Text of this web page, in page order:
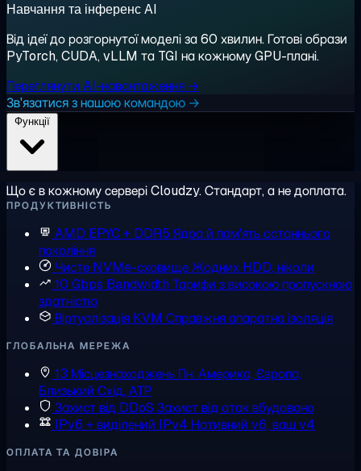
Навчання та інференс AI
Від ідеї до розгорнутої моделі за 60 хвилин. Готові образи
PyTorch, CUDA, vLLM та TGI на кожному GPU-плані.
Переглянути AI-навантаження →
Зв'язатися з нашою командою →
Що є в кожному сервері Cloudzy. Стандарт, а не доплата.
ПРОДУКТИВНІСТЬ
AMD EPYC + DDR5 Ядра й пам'ять останнього
покоління
Чисте NVMe-сховищеЖодних HDD, ніколи
10 Gbps Bandwidth Тарифи з високою пропускною
здатністю
Віртуалізація KVM Справжня апаратна ізоляція
ГЛОБАЛЬНА МЕРЕЖА
13 Місцезнаходжень Пн. Америка, Європа,
Близький Схід, АТР
Захист від DDoS Захист від атак вбудовано
IPv6 + виділений IPv4 Нативний v6, ваш v4
ОПЛАТА ТА ДОВІРА